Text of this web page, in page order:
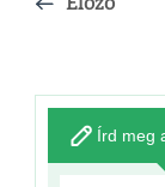
Írd meg